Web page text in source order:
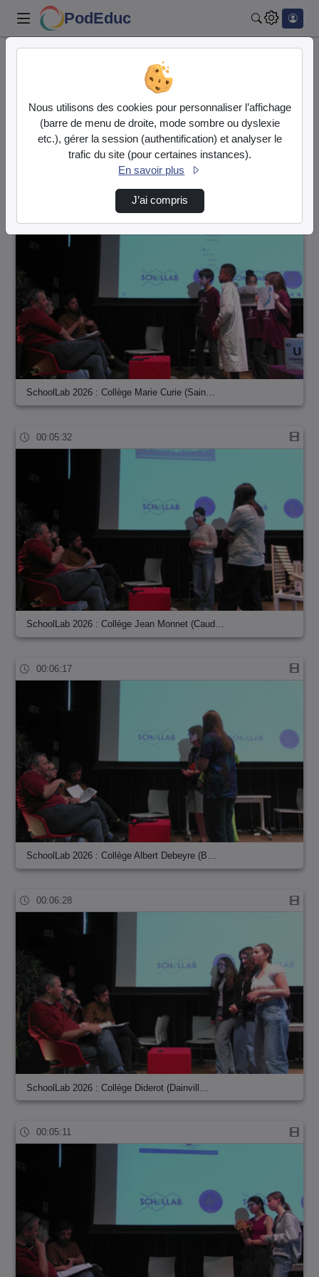
PodEduc
201 vidéos trouvées
Audio Vidéo
Direction de tri
SchoolLab 2026 : Collège Marie Curie (Sain…
00:05:32
SchoolLab 2026 : Collège Jean Monnet (Caud…
00:06:17
SchoolLab 2026 : Collège Albert Debeyre (B…
00:06:28
SchoolLab 2026 : Collège Diderot (Dainvill…
00:05:11
Nous utilisons des cookies pour personnaliser l’affichage
(barre de menu de droite, mode sombre ou dyslexie
etc.), gérer la session (authentification) et analyser le
trafic du site (pour certaines instances).
En savoir plus
J’ai compris